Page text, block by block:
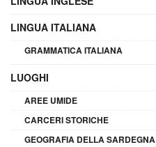
LINGUA ITALIANA
GRAMMATICA ITALIANA
LUOGHI
AREE UMIDE
CARCERI STORICHE
GEOGRAFIA DELLA SARDEGNA